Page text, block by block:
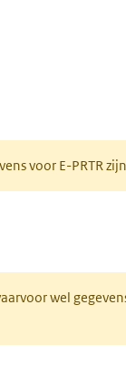
voor E-PRTR
wel